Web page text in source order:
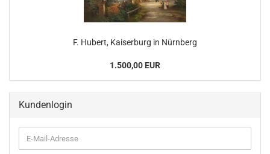
F. Hubert, Kaiserburg in Nürnberg
1.500,00 EUR
Kundenlogin
E-
Mail-